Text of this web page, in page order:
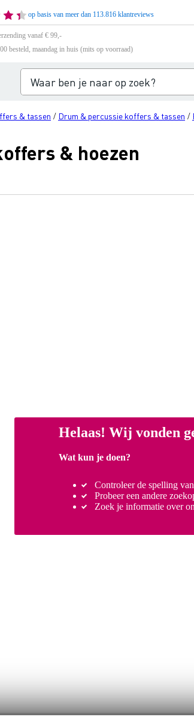
op basis van meer dan 113.816 klantreviews
vanaf € 99,-
besteld, maandag in huis (mits op voorraad)
& tassen / Drum & percussie koffers & tassen /
& hoezen
Helaas! Wij vonden
Wat kun je doen?
Controleer de spelling
Probeer een andere
Zoek je informatie over